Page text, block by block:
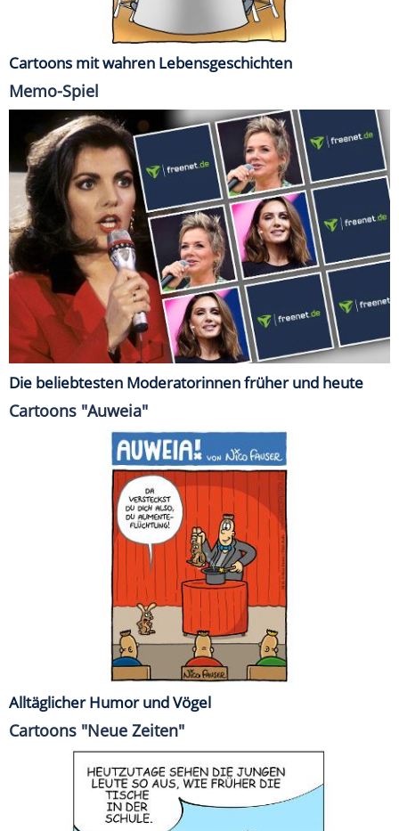
Cartoons mit wahren Lebensgeschichten
Memo-Spiel
Die beliebtesten Moderatorinnen früher und heute
Cartoons "Auweia"
Alltäglicher Humor und Vögel
Cartoons "Neue Zeiten"